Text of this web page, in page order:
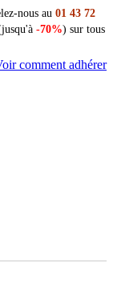
nous au 01 43 72
-70%) sur tous
comment adhérer